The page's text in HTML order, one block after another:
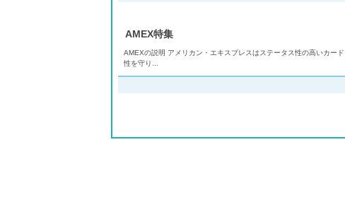
AMEX特集
AMEXの説明 アメリカン・エキスプレスはステータス性の高いカー
性を守り...